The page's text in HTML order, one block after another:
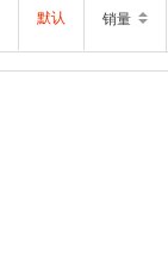
默认 销量